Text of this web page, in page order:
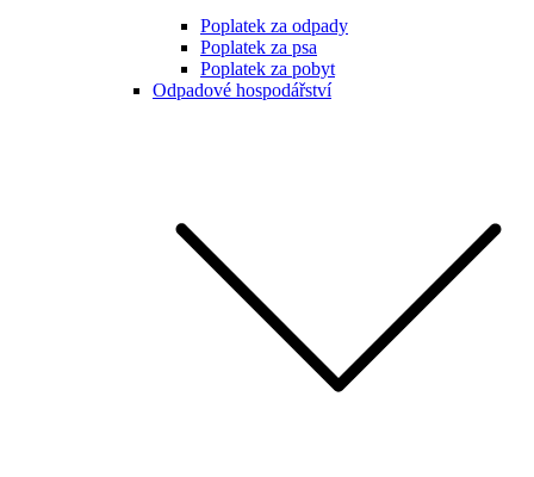
Poplatek za odpady
Poplatek za psa
Poplatek za pobyt
Odpadové hospodářství